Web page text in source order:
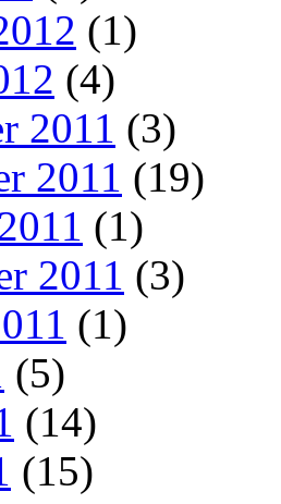
(1)
(4)
2011 (3)
2011 (19)
(1)
2011 (3)
(1)
(5)
(14)
(15)